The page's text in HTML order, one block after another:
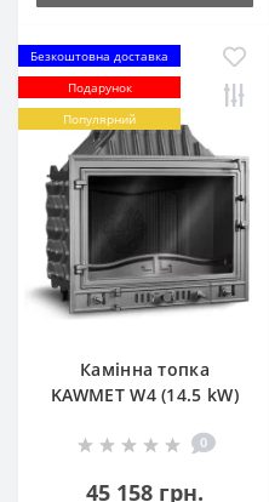
Безкоштовна доставка
Подарунок
Популярний
Камінна топка
KAWMET W4 (14.5 kW)
0
45 158 грн.